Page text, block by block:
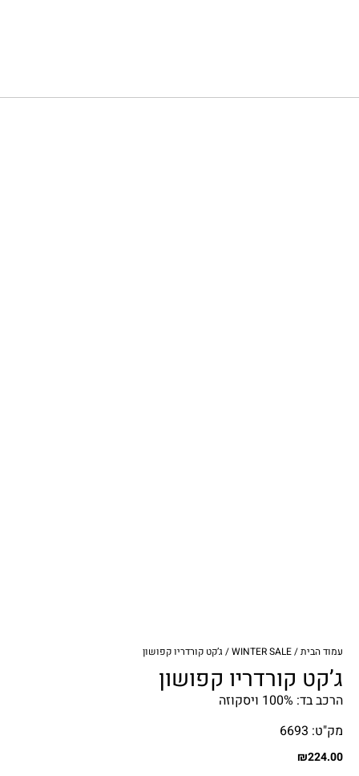
עמוד הבית/
WINTER SALE/ ג’קט קורדריו קפושון
ג’קט קורדריו קפושון
הרכב בד: 100% ויסקוזה
מק"ט: 6693
₪224.00